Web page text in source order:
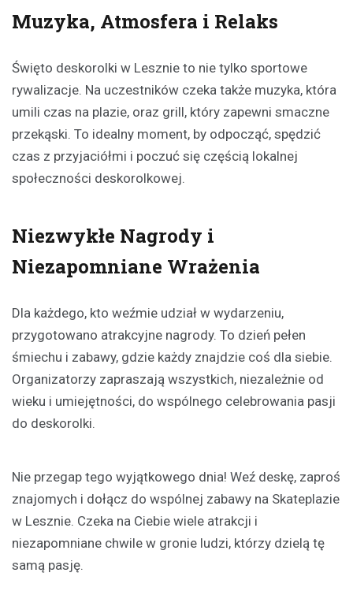
Muzyka, Atmosfera i Relaks
Święto deskorolki w Lesznie to nie tylko sportowe
rywalizacje. Na uczestników czeka także muzyka, która
umili czas na plazie, oraz grill, który zapewni smaczne
przekąski. To idealny moment, by odpocząć, spędzić
czas z przyjaciółmi i poczuć się częścią lokalnej
społeczności deskorolkowej.
Niezwykłe Nagrody i
Niezapomniane Wrażenia
Dla każdego, kto weźmie udział w wydarzeniu,
przygotowano atrakcyjne nagrody. To dzień pełen
śmiechu i zabawy, gdzie każdy znajdzie coś dla siebie.
Organizatorzy zapraszają wszystkich, niezależnie od
wieku i umiejętności, do wspólnego celebrowania pasji
do deskorolki.
Nie przegap tego wyjątkowego dnia! Weź deskę, zaproś
znajomych i dołącz do wspólnej zabawy na Skateplazie
w Lesznie. Czeka na Ciebie wiele atrakcji i
niezapomniane chwile w gronie ludzi, którzy dzielą tę
samą pasję.